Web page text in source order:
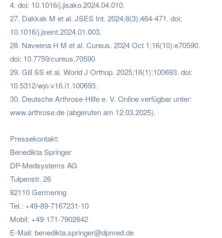
4. doi: 10.1016/j.jisako.2024.04.010.
27. Dakkak M et al. JSES Int. 2024;8(3):464-471. doi:
10.1016/j.jseint.2024.01.003.
28. Naveena H M et al. Cureus. 2024 Oct 1;16(10):e70590.
doi: 10.7759/cureus.70590
29. Gill SS et al. World J Orthop. 2025;16(1):100693. doi:
10.5312/wjo.v16.i1.100693.
30. Deutsche Arthrose-Hilfe e. V. Online verfügbar unter:
www.arthrose.de (abgerufen am 12.03.2025).
Pressekontakt:
Benedikta Springer
DP-Medsystems AG
Tulpenstr. 26
82110 Germering
Tel.: +49-89-7167231-10
Mobil: +49-171-7902642
E-Mail: benedikta.springer@dpmed.de